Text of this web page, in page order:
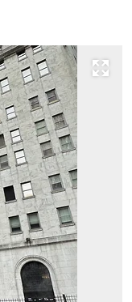
Развернуть на весь экран